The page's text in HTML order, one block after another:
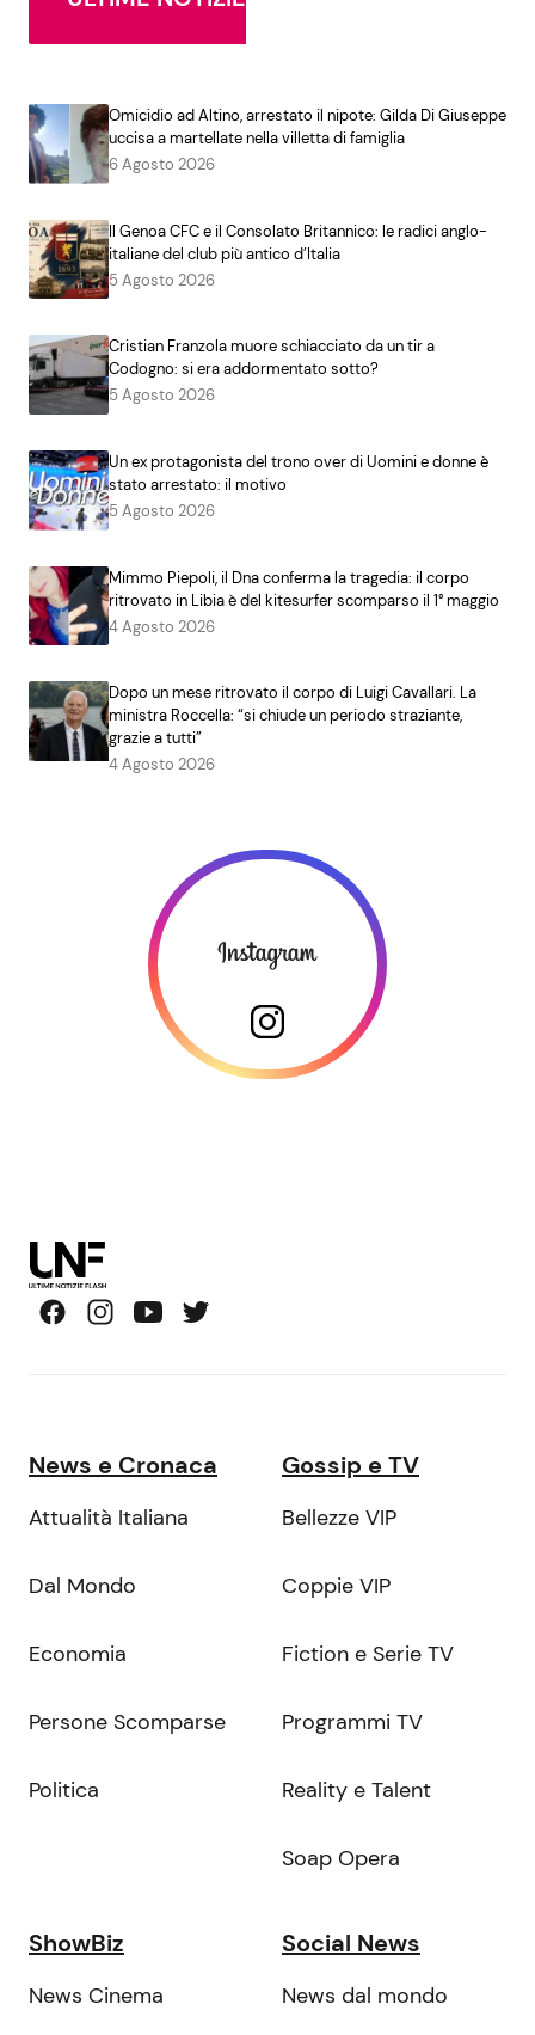
Omicidio ad Altino, arrestato il nipote: Gilda Di Giuseppe
uccisa a martellate nella villetta di famiglia
6 Agosto 2026
Il Genoa CFC e il Consolato Britannico: le radici anglo-
italiane del club più antico d’Italia
5 Agosto 2026
Cristian Franzola muore schiacciato da un tir a
Codogno: si era addormentato sotto?
5 Agosto 2026
Un ex protagonista del trono over di Uomini e donne è
stato arrestato: il motivo
5 Agosto 2026
Mimmo Piepoli, il Dna conferma la tragedia: il corpo
ritrovato in Libia è del kitesurfer scomparso il 1° maggio
4 Agosto 2026
Dopo un mese ritrovato il corpo di Luigi Cavallari. La
ministra Roccella: “si chiude un periodo straziante,
grazie a tutti”
4 Agosto 2026
News e Cronaca
Attualità Italiana
Dal Mondo
Economia
Persone Scomparse
Politica
Gossip e TV
Bellezze VIP
Coppie VIP
Fiction e Serie TV
Programmi TV
Reality e Talent
Soap Opera
ShowBiz
News Cinema
Social News
News dal mondo